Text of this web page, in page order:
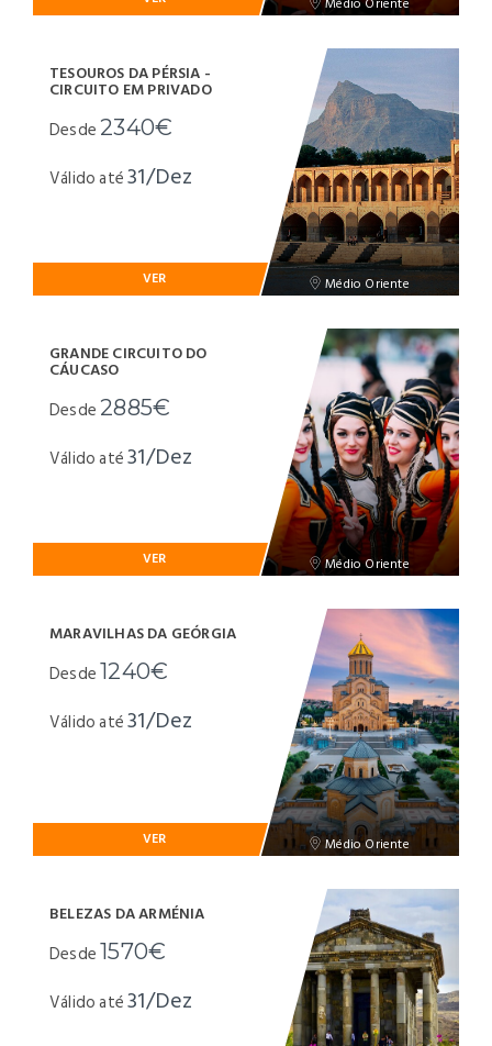
Médio Oriente
TESOUROS DA PÉRSIA -
CIRCUITO EM PRIVADO
Desde 2340€
Válido até31/Dez
VER
Médio Oriente
GRANDE CIRCUITO DO
CÁUCASO
Desde 2885€
Válido até31/Dez
VER
Médio Oriente
MARAVILHAS DA GEÓRGIA
Desde1240€
Válido até31/Dez
VER
BELEZAS DA ARMÉNIA
Desde1570€
Válido até31/Dez